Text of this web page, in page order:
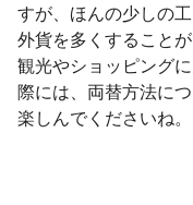
すが、ほんの少しの
外貨を多くすること
観光やショッピング
際には、両替方法に
楽しんでくださいね。